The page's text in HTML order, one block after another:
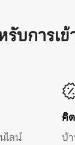
บการเ
ไลน์
คิ
บ้